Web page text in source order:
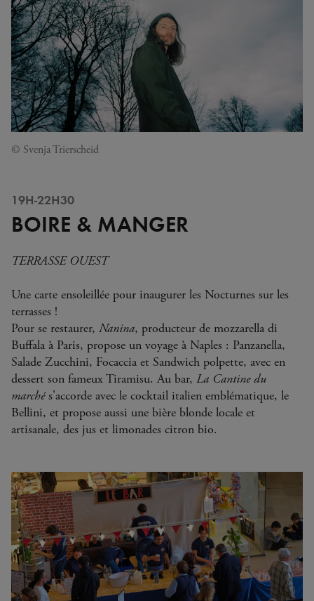
© Svenja Trierscheid
19H-22H30
BOIRE & MANGER
TERRASSE OUEST
Une carte ensoleillée pour inaugurer les Nocturnes sur les
terrasses !
Pour se restaurer, Nanina, producteur de mozzarella di
Buffala à Paris, propose un voyage à Naples : Panzanella,
Salade Zucchini, Focaccia et Sandwich polpette, avec en
dessert son fameux Tiramisu. Au bar, La Cantine du
marchés'accorde avec le cocktail italien emblématique, le
Bellini, et propose aussi une bière blonde locale et
artisanale, des jus et limonades citron bio.